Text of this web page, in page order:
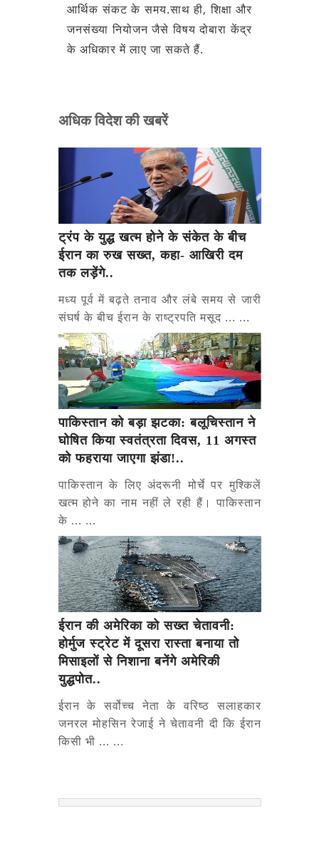
आर्थिक संकट के समय.साथ ही, शिक्षा और
जनसंख्या नियोजन जैसे विषय दोबारा केंद्र
के अधिकार में लाए जा सकते हैं.
अधिक विदेश की खबरें
ट्रंप के युद्ध खत्म होने के संकेत के बीच
ईरान का रुख सख्त, कहा- आखिरी दम
तक लड़ेंगे..
मध्य पूर्व में बढ़ते तनाव और लंबे समय से जारी
संघर्ष के बीच ईरान के राष्ट्रपति मसूद ... ...
पाकिस्तान को बड़ा झटका: बलूचिस्तान ने
घोषित किया स्वतंत्रता दिवस, 11 अगस्त
को फहराया जाएगा झंडा!..
पाकिस्तान के लिए अंदरूनी मोर्चे पर मुश्किलें
खत्म होने का नाम नहीं ले रही हैं। पाकिस्तान
के ... ...
ईरान की अमेरिका को सख्त चेतावनी:
होर्मुज स्ट्रेट में दूसरा रास्ता बनाया तो
मिसाइलों से निशाना बनेंगे अमेरिकी
युद्धपोत..
ईरान के सर्वोच्च नेता के वरिष्ठ सलाहकार
जनरल मोहसिन रेजाई ने चेतावनी दी कि ईरान
किसी भी ... ...